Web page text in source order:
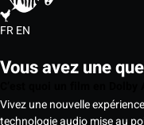
FREN
Vous avez une
Vivez une nouvelle
technologie audio mise au